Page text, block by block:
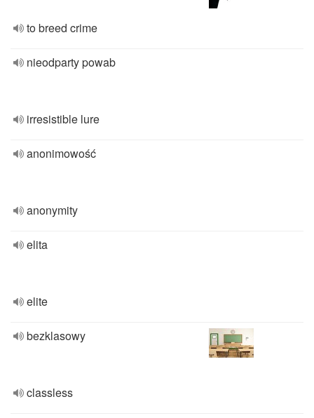
to breed crime
nieodparty powab
irresistible lure
anonimowość
anonymity
elita
elite
bezklasowy
classless